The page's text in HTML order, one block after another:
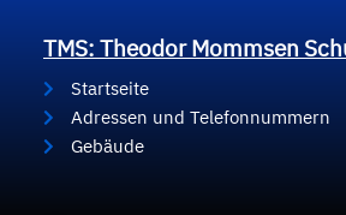
TMS: Theodor Mommsen
Startseite
Adressen und Telefonnummern
Gebäude